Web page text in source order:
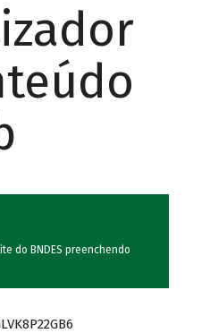
do BNDES preenchendo